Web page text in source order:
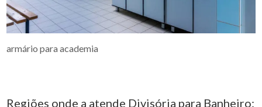
armário para academia
Regiões onde a atende Divisória para Banheiro: